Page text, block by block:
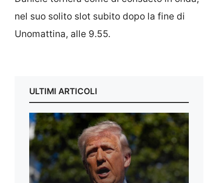
nel suo solito slot subito dopo la fine di
Unomattina, alle 9.55.
ULTIMI ARTICOLI